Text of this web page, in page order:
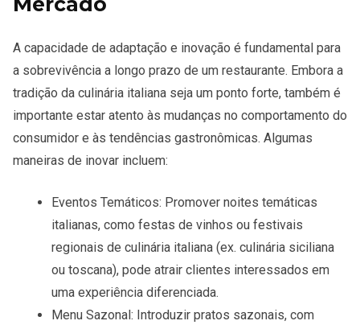
A capacidade de adaptação e inovação é fundamental para
a sobrevivência a longo prazo de um restaurante. Embora a
tradição da culinária italiana seja um ponto forte, também é
importante estar atento às mudanças no comportamento do
consumidor e às tendências gastronômicas. Algumas
maneiras de inovar incluem:
Eventos Temáticos: Promover noites temáticas
italianas, como festas de vinhos ou festivais
regionais de culinária italiana (ex. culinária siciliana
ou toscana), pode atrair clientes interessados em
uma experiência diferenciada.
Menu Sazonal : Introduzir pratos sazonais, com